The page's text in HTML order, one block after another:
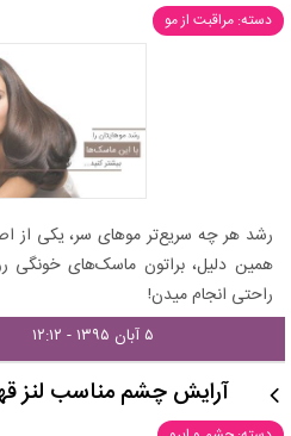
دسته: مراقبت از مو
رشد هر چه سریع‌تر موهای سر، یکی از
همین دلیل، براتون ماسک‌های خونگی
راحتی انجام میدن!
۵ آبان ۱۳۹۵ - ۱۲:۱۲
آرایش چشم مناسب لنز